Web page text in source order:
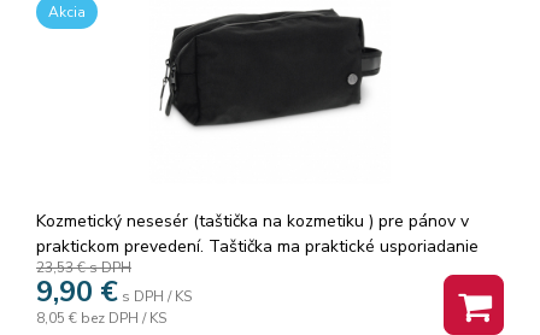
Akcia
Kozmetický nesesér (taštička na kozmetiku ) pre pánov v
praktickom prevedení. Taštička ma praktické usporiadanie
priečinkov a ideálnu veľkosť. Na boku má rúčku na nosenie v
ruke. 2 priehrady na zips. V jednej časti vo vnútri vrecko na
zips na lepšie usporiadanie. Rozmer: 25x13x13cm.
23,53 €s DPH
9,90 € s DPH / KS
8,05 € bez DPH / KS